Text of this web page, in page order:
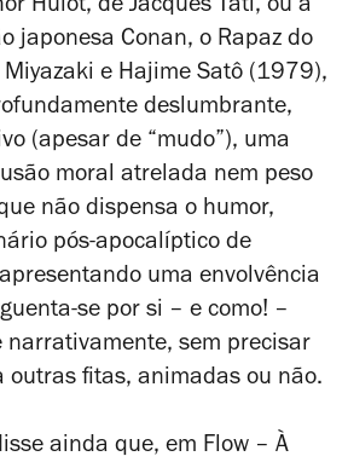
Hulot, de Jacques Tati, ou a
japonesa Conan, o Rapaz do
Miyazaki e Hajime Satô (1979),
deslumbrante,
(apesar de “mudo”), uma
moral atrelada nem peso
não dispensa o humor,
pós-apocalíptico de
uma envolvência
se por si – e como! –
narrativamente, sem precisar
outras fitas, animadas ou não.
ainda que, em Flow – À